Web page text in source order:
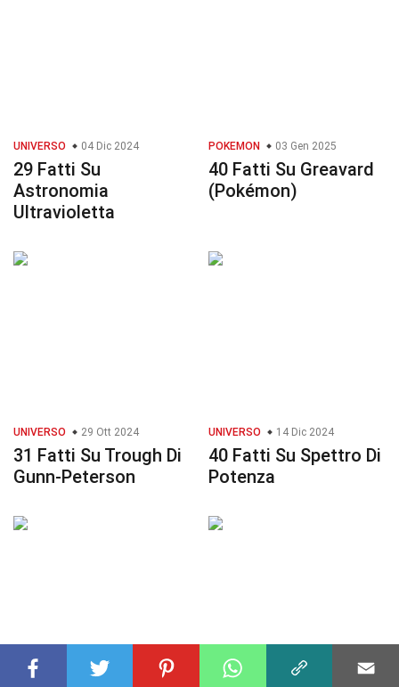
UNIVERSO 04 Dic 2024
29 Fatti Su
Astronomia
Ultravioletta
POKEMON 03 Gen 2025
40 Fatti Su Greavard
(Pokémon)
UNIVERSO 29 Ott 2024
31 Fatti Su Trough Di
Gunn-Peterson
UNIVERSO 14 Dic 2024
40 Fatti Su Spettro Di
Potenza